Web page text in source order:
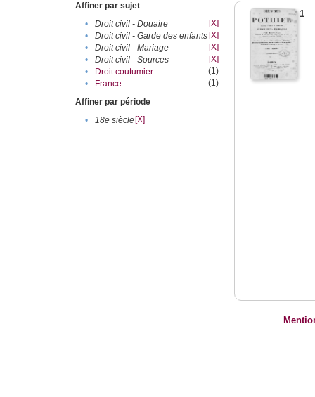
Affiner par sujet
•
Droit civil - Douaire
[X]
•
Droit civil - Garde des enfants [X]
•
Droit civil - Mariage
[X]
•
Droit civil - Sources
[X]
•
Droit coutumier
(1)
•
France
(1)
Affiner par période
•
18e siècle[X]
1